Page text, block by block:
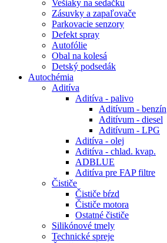
Vešiaky na sedačku
Zásuvky a zapaľovače
Parkovacie senzory
Defekt spray
Autofólie
Obal na kolesá
Detský podsedák
Autochémia
Aditíva
Aditíva - palivo
Aditívum - benzín
Aditívum - diesel
Aditívum - LPG
Aditíva - olej
Aditíva - chlad. kvap.
ADBLUE
Aditíva pre FAP filtre
Čističe
Čističe bŕzd
Čističe motora
Ostatné čističe
Silikónové tmely
Technické spreje